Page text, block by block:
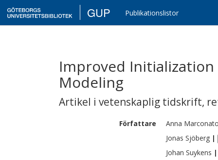
GUP Publikationslistor
Improved
Modeling
Artikel i vetenskaplig tidskrift,
Författare Anna
Jonas Sjöberg |
Johan Suykens |